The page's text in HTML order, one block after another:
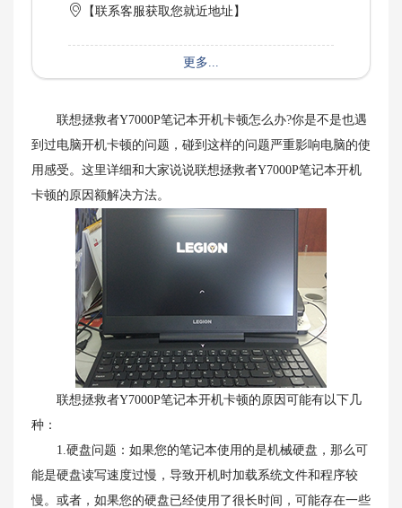
【联系客服获取您就近地址】
更多...
联想拯救者Y7000P笔记本开机卡顿怎么办?你是不是也遇
到过电脑开机卡顿的问题，碰到这样的问题严重影响电脑的使
用感受。这里详细和大家说说联想拯救者Y7000P笔记本开机
卡顿的原因额解决方法。
联想拯救者Y7000P笔记本开机卡顿的原因可能有以下几
种：
1.硬盘问题：如果您的笔记本使用的是机械硬盘，那么可
能是硬盘读写速度过慢，导致开机时加载系统文件和程序较
慢。或者，如果您的硬盘已经使用了很长时间，可能存在一些